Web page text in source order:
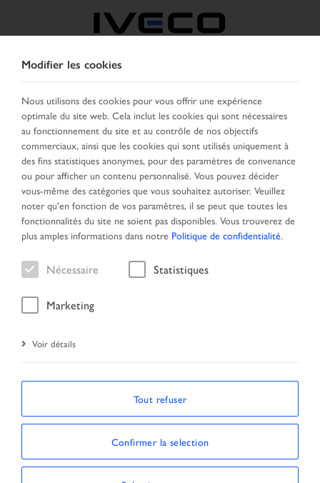
FRANCE
SELECTIONNER UN PAYS CHANGER DE LANGUE
Toggle
navigation
MENU
Résultat de la recherche
Page d'accueil
MONTRANT 3 VÉHICULES
Afficher / Masquer les filtres
Modifier les cookies
Nous utilisons des cookies pour vous offrir une expérience
optimale du site web. Cela inclut les cookies qui sont nécessaires
au fonctionnement du site et au contrôle de nos objectifs
commerciaux, ainsi que les cookies qui sont utilisés uniquement à
des fins statistiques anonymes, pour des paramètres de convenance
ou pour afficher un contenu personnalisé. Vous pouvez décider
vous-même des catégories que vous souhaitez autoriser. Veuillez
noter qu'en fonction de vos paramètres, il se peut que toutes les
fonctionnalités du site ne soient pas disponibles. Vous trouverez de
plus amples informations dans notre Politique de confidentialité.
Nécessaire Statistiques
Marketing
Voir détails
Tout refuser
Confirmer la selection